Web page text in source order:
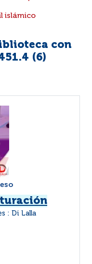
islámico
con
(6)
: Di Lalla